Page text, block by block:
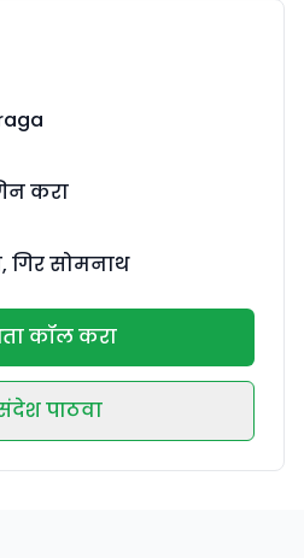
करा
गिर सोमनाथ
कॉल करा
पाठवा